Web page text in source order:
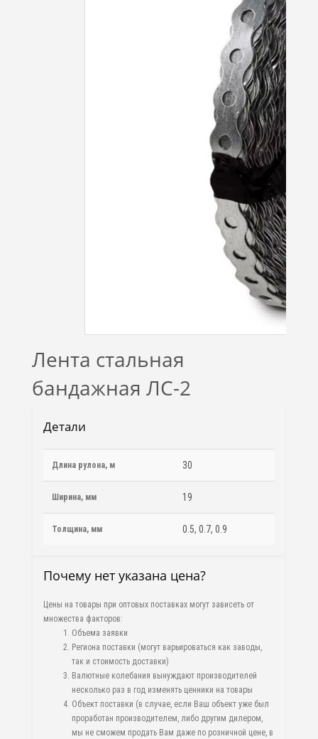
Лента стальная
бандажная ЛС-2
Детали
Длина рулона, м 30
Ширина, мм 19
Толщина, мм 0.5, 0.7, 0.9
Почему нет указана цена?
Цены на товары при оптовых поставках могут зависеть от
множества факторов:
Объема заявки
Региона поставки (могут варьироваться как заводы,
так и стоимость доставки)
Валютные колебания вынуждают производителей
несколько раз в год изменять ценники на товары
Объект поставки (в случае, если Ваш объект уже был
проработан производителем, либо другим дилером,
мы не сможем продать Вам даже по розничной цене, в